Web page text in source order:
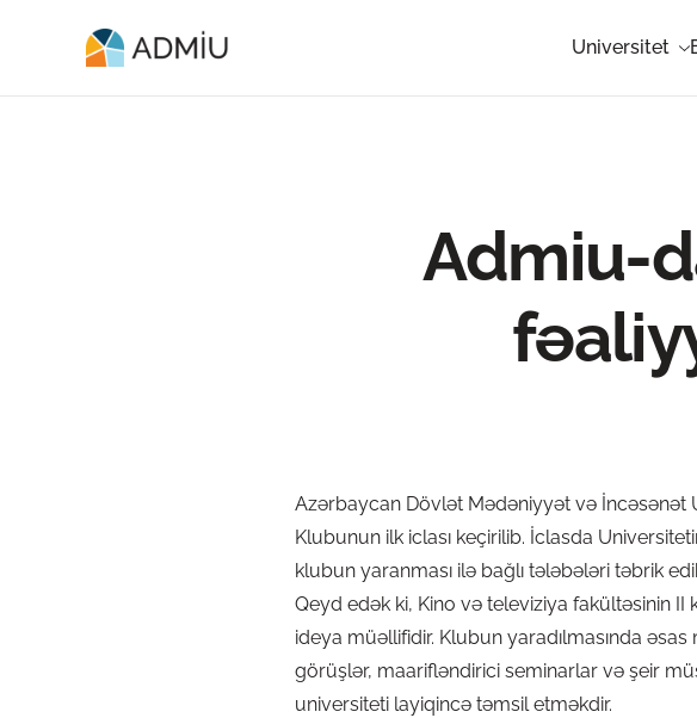
Universitet
Admiu-
Azərbaycan Dövlət Mədəniyyət və İncəsənət
Klubunun ilk iclası keçirilib. İclasda
klubun yaranması ilə bağlı tələbələri təbrik
Qeyd edək ki, Kino və televiziya fakültəsinin
ideya müəllifidir. Klubun yaradılmasında əsas
görüşlər, maarifləndirici seminarlar və şeir
universiteti layiqincə təmsil etməkdir.